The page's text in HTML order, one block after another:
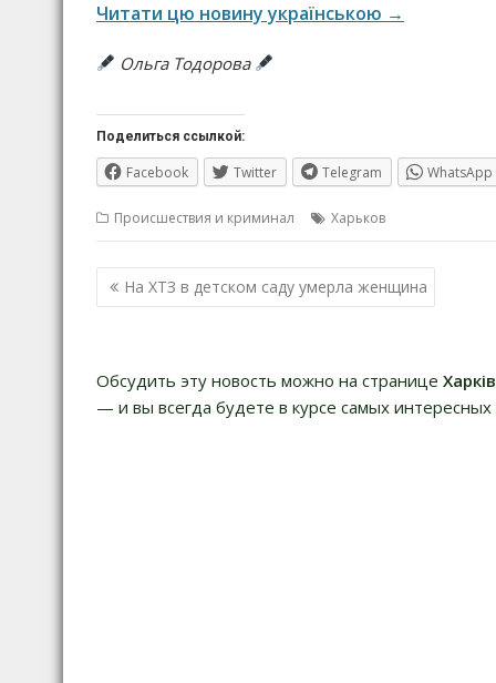
Читати цю новину українською →
Ольга Тодорова
Поделиться ссылкой:
Facebook Twitter Telegram WhatsApp
Происшествия и криминал Харьков
Навигация
по
На ХТЗ в детском саду умерла женщина
Обсудить эту новость можно на странице
— и вы всегда будете в курсе самых